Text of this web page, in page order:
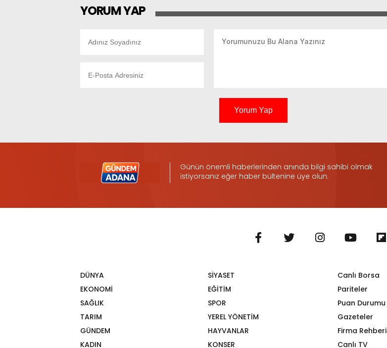
YORUM YAP
Yorum Yap
Günün önemli haberlerinden anında bilgi sahibi olmak
istiyorsanız eğer haber bültenine üye olun.
DÜNYA
SİYASET
EKONOMİ
EĞİTİM
SAĞLIK
SPOR
TARIM
YEREL YÖNETİM
GÜNDEM
HAYVANLAR
KADIN
KONSER
Canlı Borsa
Pariteler
Puan Durumu
Gazeteler
Firma Rehberi
Canlı TV